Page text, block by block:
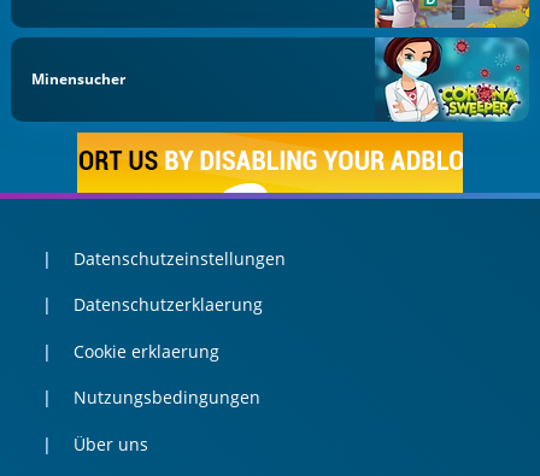
Minensucher
Datenschutzeinstellungen
Datenschutzerklaerung
Cookie erklaerung
Nutzungsbedingungen
Über uns